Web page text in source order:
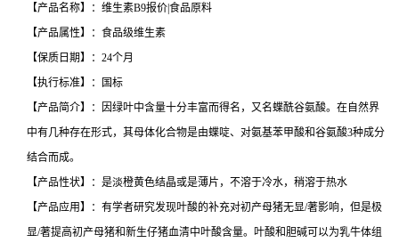
【产品名称】：维生素B9报价|食品原料
【产品属性】：食品级维生素
【保质日期】：24个月
【执行标准】：国标
【产品简介】：因绿叶中含量十分丰富而得名，又名蝶酰谷氨酸。在自然界
中有几种存在形式，其母体化合物是由蝶啶、对氨基苯甲酸和谷氨酸3种成分
结合而成。
【产品性状】：是淡橙黄色结晶或是薄片，不溶于冷水，稍溶于热水
【产品应用】：有学者研究发现叶酸的补充对初产母猪无显/著影响，但是极
显/著提高初产母猪和新生仔猪血清中叶酸含量。叶酸和胆碱可以为乳牛体组